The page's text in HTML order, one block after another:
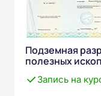
Подземная
полезных
Запись на